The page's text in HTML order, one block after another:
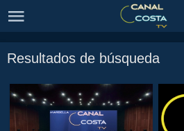
Resultados de búsqueda